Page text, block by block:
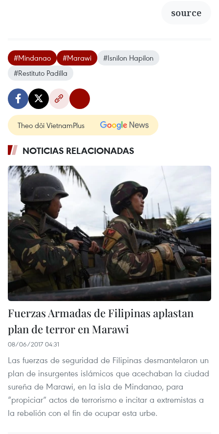
source
#Mindanao #Marawi
#Isnilon Hapilon
#Restituto Padilla
Theo dõi VietnamPlus
NOTICIAS RELACIONADAS
Fuerzas Armadas de Filipinas aplastan
plan de terror en Marawi
08/06/2017 04:31
Las fuerzas de seguridad de Filipinas desmantelaron un
plan de insurgentes islámicos que acechaban la ciudad
sureña de Marawi, en la isla de Mindanao, para
“propiciar” actos de terrorismo e incitar a extremistas a
la rebelión con el fin de ocupar esta urbe.